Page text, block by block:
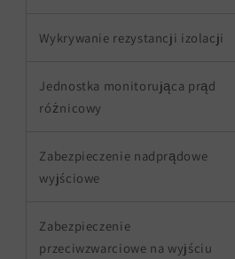
Wykrywanie rezystancji izolacji
Jednostka monitorująca prąd
różnicowy
Zabezpieczenie nadprądowe
wyjściowe
Zabezpieczenie
przeciwzwarciowe na wyjściu